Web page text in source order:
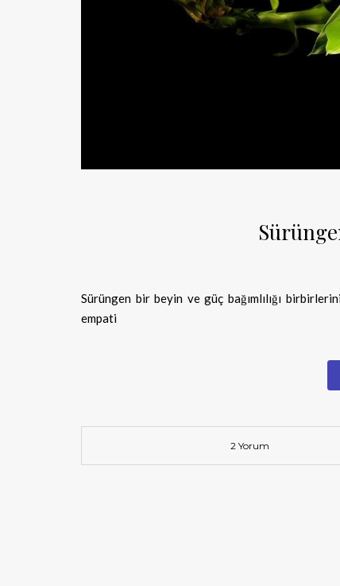
Sürüngen bir beyin ve güç bağımlılığı
empati
2 Yorum